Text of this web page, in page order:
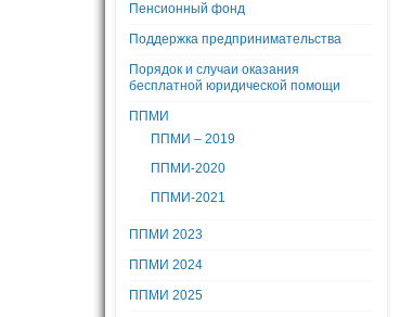
Пенсионный фонд
Поддержка предпринимательства
Порядок и случаи оказания
бесплатной юридической помощи
ППМИ
ППМИ – 2019
ППМИ-2020
ППМИ-2021
ППМИ 2023
ППМИ 2024
ППМИ 2025